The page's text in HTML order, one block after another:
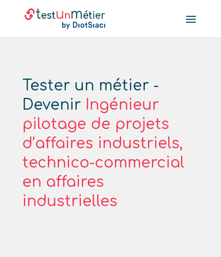
Tester un métier -
Devenir Ingénieur
pilotage de projets
d’affaires industriels,
technico-commercial
en affaires
industrielles